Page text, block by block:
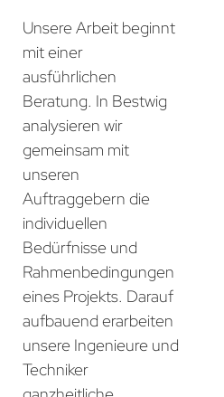
Unsere Arbeit beginnt
mit einer
ausführlichen
Beratung. In Bestwig
analysieren wir
gemeinsam mit
unseren
Auftraggebern die
individuellen
Bedürfnisse und
Rahmenbedingungen
eines Projekts. Darauf
aufbauend erarbeiten
unsere Ingenieure und
Techniker